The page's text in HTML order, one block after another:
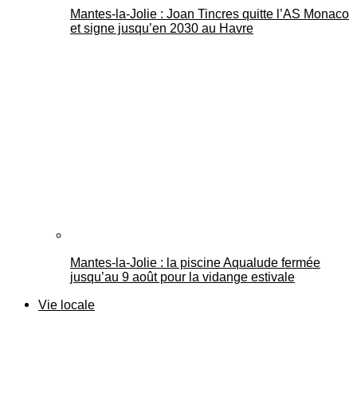
Mantes-la-Jolie : Joan Tincres quitte l’AS Monaco
et signe jusqu’en 2030 au Havre
Mantes-la-Jolie : la piscine Aqualude fermée
jusqu’au 9 août pour la vidange estivale
Vie locale